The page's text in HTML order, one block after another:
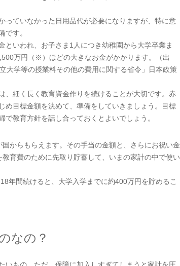
っていなかった日用品代が必要になりますが、特に意
です。
いわれ、お子さま1人につき幼稚園から大学卒業ま
万円（※）ほどの大きなお金がかかります。（出
学等の授業料その他の費用に関する省令」日本政策
、細く長く教育資金作りを続けることが大切です。赤
め目標金額を決めて、準備をしていきましょう。目標
教育方針を話し合っておくとよいでしょう。
からもらえます。その手当の金額と、さらにお祝い金
育費のために先取り貯蓄して、いまの家計の中で使い
年間続けると、大学入学までに約400万円を貯めるこ
なの？